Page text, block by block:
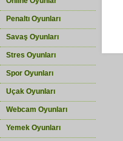
Penaltı Oyunları
Savaş Oyunları
Stres Oyunları
Spor Oyunları
Uçak Oyunları
Webcam Oyunları
Yemek Oyunları